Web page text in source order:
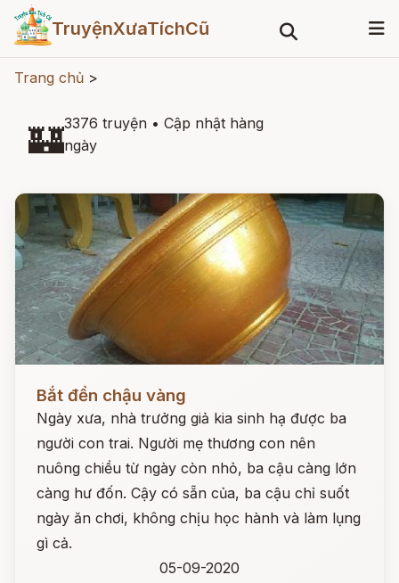
TruyệnXưaTíchCũ
Trang chủ >
🏰3376 truyện • Cập nhật hàng
ngày
Đọc ngay
Bắt đền chậu vàng
Ngày xưa, nhà trưởng giả kia sinh hạ được ba
người con trai. Người mẹ thương con nên
nuông chiều từ ngày còn nhỏ, ba cậu càng lớn
càng hư đốn. Cậy có sẵn của, ba cậu chỉ suốt
ngày ăn chơi, không chịu học hành và làm lụng
gì cả.
05-09-2020